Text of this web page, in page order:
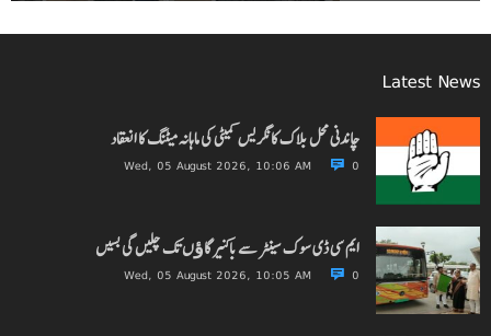
Latest News
چاندنی محل بلاک کانگریس کمیٹی کی ماہانہ میٹنگ کا انعقاد
Wed, 05 August 2026, 10:06 AM 0
ایم سی ڈی سوک سینٹر سے باکنیر گاﺅں تک چلیں گی بسیں
Wed, 05 August 2026, 10:05 AM 0